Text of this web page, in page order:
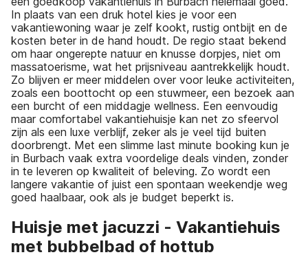
In plaats van een druk hotel kies je voor een
vakantiewoning waar je zelf kookt, rustig ontbijt en de
kosten beter in de hand houdt. De regio staat bekend
om haar ongerepte natuur en knusse dorpjes, niet om
massatoerisme, wat het prijsniveau aantrekkelijk houdt.
Zo blijven er meer middelen over voor leuke activiteiten,
zoals een boottocht op een stuwmeer, een bezoek aan
een burcht of een middagje wellness. Een eenvoudig
maar comfortabel vakantiehuisje kan net zo sfeervol
zijn als een luxe verblijf, zeker als je veel tijd buiten
doorbrengt. Met een slimme last minute booking kun je
in Burbach vaak extra voordelige deals vinden, zonder
in te leveren op kwaliteit of beleving. Zo wordt een
langere vakantie of juist een spontaan weekendje weg
goed haalbaar, ook als je budget beperkt is.
Huisje met jacuzzi - Vakantiehuis
met bubbelbad of hottub